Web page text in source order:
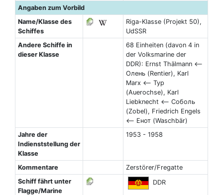
Angaben zum Vorbild
Name/Klasse des
Schiffes
Riga-Klasse (Projekt 50),
UdSSR
Andere Schiffe in
dieser Klasse
68 Einheiten (davon 4 in
der Volksmarine der
DDR): Ernst Thälmann <--
Олень (Rentier), Karl
Marx <-- Тур
(Auerochse), Karl
Liebknecht <-- Соболь
(Zobel), Friedrich Engels
<-- Енот (Waschbär)
Jahre der
Indienststellung der
Klasse
1953 - 1958
Kommentare
Zerstörer/Fregatte
Schiff fährt unter
Flagge/Marine
DDR